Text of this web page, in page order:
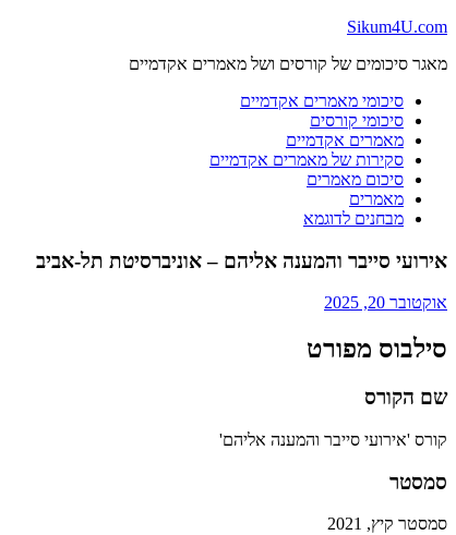
Skip
content
Sikum4U.com
מאגר סיכומים של קורסים ושל מאמרים אקדמיים
סיכומי מאמרים אקדמיים
סיכומי קורסים
מאמרים אקדמיים
סקירות של מאמרים אקדמיים
סיכום מאמרים
מאמרים
מבחנים לדוגמא
אירועי סייבר והמענה אליהם – אוניברסיטת תל-אביב
אוקטובר 20, 2025
סילבוס מפורט
שם הקורס
קורס 'אירועי סייבר והמענה אליהם'
סמסטר
סמסטר קיץ, 2021